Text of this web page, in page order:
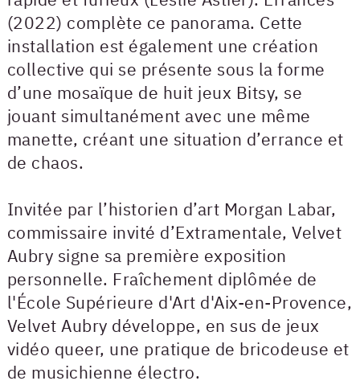
(2022) complète ce panorama. Cette
installation est également une création
collective qui se présente sous la forme
d’une mosaïque de huit jeux Bitsy, se
jouant simultanément avec une même
manette, créant une situation d’errance et
de chaos.
Invitée par l’historien d’art Morgan Labar,
commissaire invité d’Extramentale, Velvet
Aubry signe sa première exposition
personnelle. Fraîchement diplômée de
l'École Supérieure d'Art d'Aix-en-Provence,
Velvet Aubry développe, en sus de jeux
vidéo queer, une pratique de bricodeuse et
de musichienne électro.